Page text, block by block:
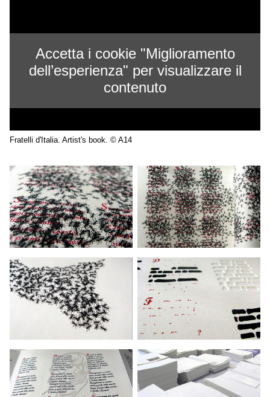
Accetta i cookie "Miglioramento
dell’esperienza" per visualizzare il
contenuto
Fratelli d'Italia. Artist's book. © A14